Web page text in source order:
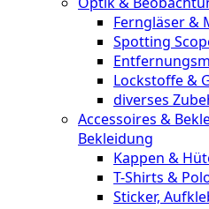
Ferngläser &
Spotting
Lockstoffe &
diverses
Accessoires &
Bekleidung
Kappen &
T-Shirts &
Sticker,